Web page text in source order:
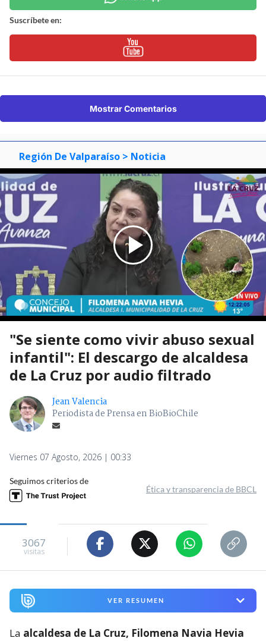
Suscríbete en:
Mostrar Comentarios
Región De Valparaíso > Noticia
"Se siente como vivir abuso sexual
infantil": El descargo de alcaldesa
de La Cruz por audio filtrado
Jean Valencia
Periodista de Prensa en BioBioChile
Viernes 07 Agosto, 2026 | 00:33
Seguimos criterios de
Ética y transparencia de BBCL
3067
visitas
VER RESUMEN
La alcaldesa de La Cruz, Filomena Navia Hevia